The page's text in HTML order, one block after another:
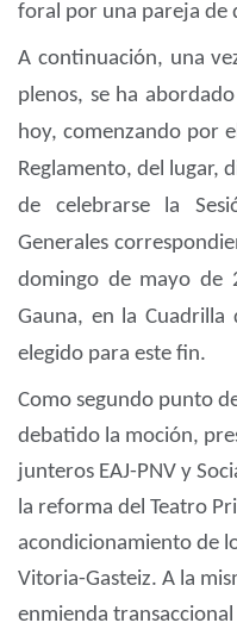
foral por una pareja de
A continuación, una
plenos, se ha
hoy, comenzando por
Reglamento, del lugar,
de celebrarse la
Generales
domingo de mayo de
Gauna, en la Cuadrilla
elegido para este fin.
Como segundo punto
debatido la moción,
junteros EAJ-PNV y
la reforma del Teatro
acondicionamiento de
Vitoria-Gasteiz. A la
enmienda